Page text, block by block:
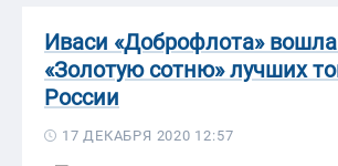
Иваси «Доброфлота»
«Золотую сотню» лучших
России
17 ДЕКАБРЯ 2020 12:57